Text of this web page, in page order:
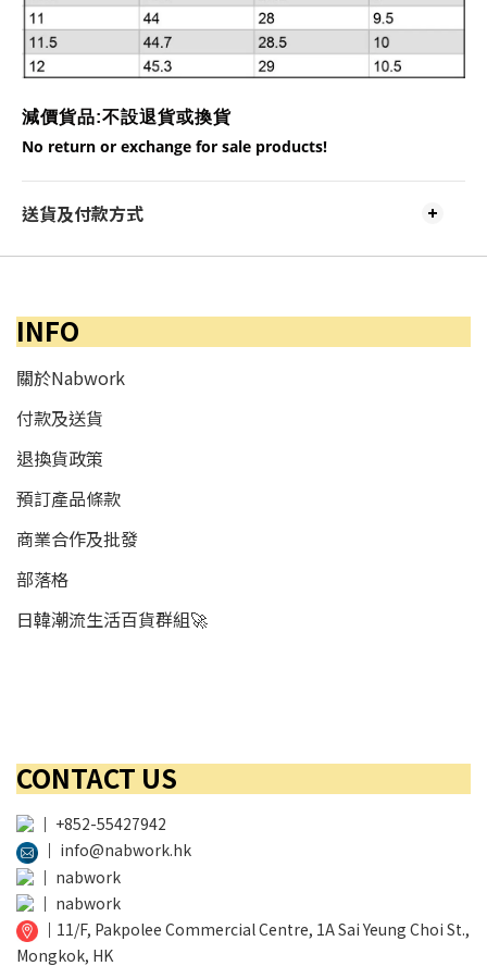
減價貨品:不設退貨或換貨
No return or exchange for sale products!
送貨及付款方式
INFO
關於Nabwork
付款及送貨
退換貨政策
預訂產品條款
商業合作及批發
部落格
日韓潮流生活百貨群組🚀
CONTACT US
│ +852-55427942
│ info@nabwork.hk
│ nabwork
│ nabwork
│ 11/F, Pakpolee Commercial Centre, 1A Sai Yeung Choi St.,
Mongkok, HK